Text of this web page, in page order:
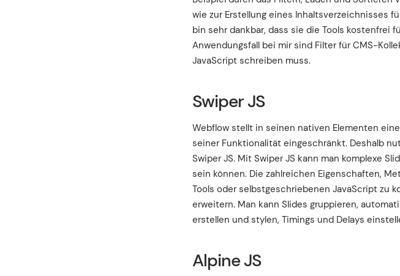
wie zur Erstellung eines Inhaltsverzeichnisses
bin sehr dankbar, dass sie die Tools kostenfrei
Anwendungsfall bei mir sind Filter für CMS-
JavaScript schreiben muss.
Swiper JS
Webflow stellt in seinen nativen Elementen
seiner Funktionalität eingeschränkt. Deshalb
Swiper JS. Mit Swiper JS kann man komplexe
sein können. Die zahlreichen Eigenschaften,
Tools oder selbstgeschriebenen JavaScript zu
erweitern. Man kann Slides gruppieren,
erstellen und stylen, Timings und Delays
Alpine JS